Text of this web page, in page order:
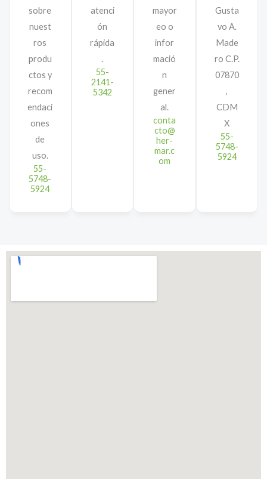
sobre
nuest
ros
produ
ctos y
recom
endaci
ones
de
uso.
55-
5748-
5924
atenci
ón
rápida
.
55-
2141-
5342
mayor
eo o
infor
mació
n
gener
al.
conta
cto@
her-
mar.c
om
Gusta
vo A.
Made
ro C.P.
07870
,
CDM
X
55-
5748-
5924